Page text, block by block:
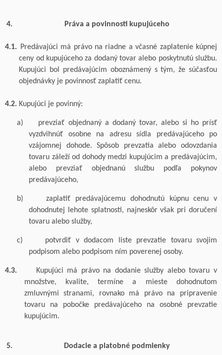
Práva a povinnosti kupujúceho
4.1. Predávajúci má právo na riadne a včasné zaplatenie kúpnej
ceny od kupujúceho za dodaný tovar alebo poskytnutú službu.
Kupujúci bol predávajúcim oboznámený s tým, že súčasťou
objednávky je povinnosť zaplatiť cenu.
4.2. Kupujúci je povinný:
a) prevziať objednaný a dodaný tovar, alebo si ho prísť
vyzdvihnúť osobne na adresu sídla predávajúcehopo
vzájomnej dohode. Spôsob prevzatia alebo odovzdania
tovaru záleží od dohody medzi kupujúcim a predávajúcim,
alebo prevziať objednanú službu podľa pokynov
predávajúceho,
b) zaplatiť predávajúcemu dohodnutú kúpnu cenu v
dohodnutej lehote splatnosti, najneskôr však pridoručení
tovaru alebo služby,
c) potvrdiť v dodacom liste prevzatie tovaru svojim
podpisom alebo podpisom ním poverenej osoby.
4.3. Kupujúci má právo na dodanieslužby alebotovaru v
množstve, kvalite, termíne a mieste dohodnutom
zmluvnými stranami, rovnako má právo na pripravenie
tovaru na pobočke predávajúceho na osobné prevzatie
kupujúcim.
Dodacie a platobné podmienky